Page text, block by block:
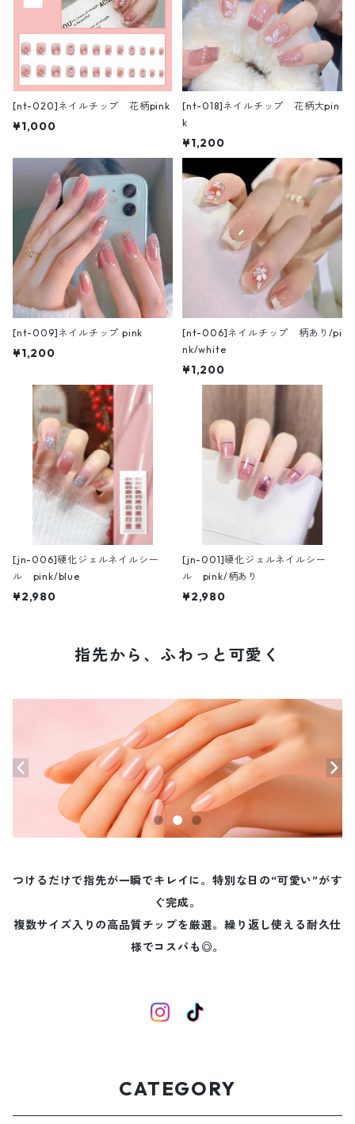
[nt-020]ネイルチップ 花柄pink
¥1,000
[nt-018]ネイルチップ 花柄大pin
k
¥1,200
[nt-009]ネイルチップ pink
¥1,200
[nt-006]ネイルチップ 柄あり/pi
nk/white
¥1,200
[jn-006]硬化ジェルネイルシー
ル pink/blue
¥2,980
[jn-001]硬化ジェルネイルシー
ル pink/柄あり
¥2,980
指先から、ふわっと可愛く
つけるだけで指先が一瞬でキレイに。特別な日の“可愛い”がす
ぐ完成。
複数サイズ入りの高品質チップを厳選。繰り返し使える耐久仕
様でコスパも◎。
CATEGORY